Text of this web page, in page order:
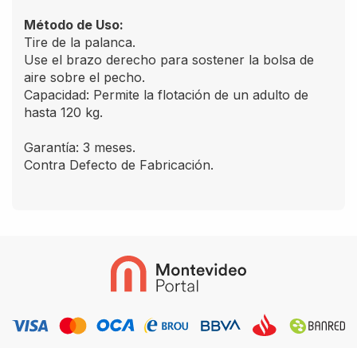
Método de Uso:
Tire de la palanca.
Use el brazo derecho para sostener la bolsa de
aire sobre el pecho.
Capacidad: Permite la flotación de un adulto de
hasta 120 kg.
Garantía: 3 meses.
Contra Defecto de Fabricación.